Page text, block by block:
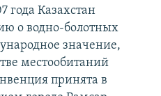
года Казахстан
о водно-болотных
значение,
местообитаний
принята в